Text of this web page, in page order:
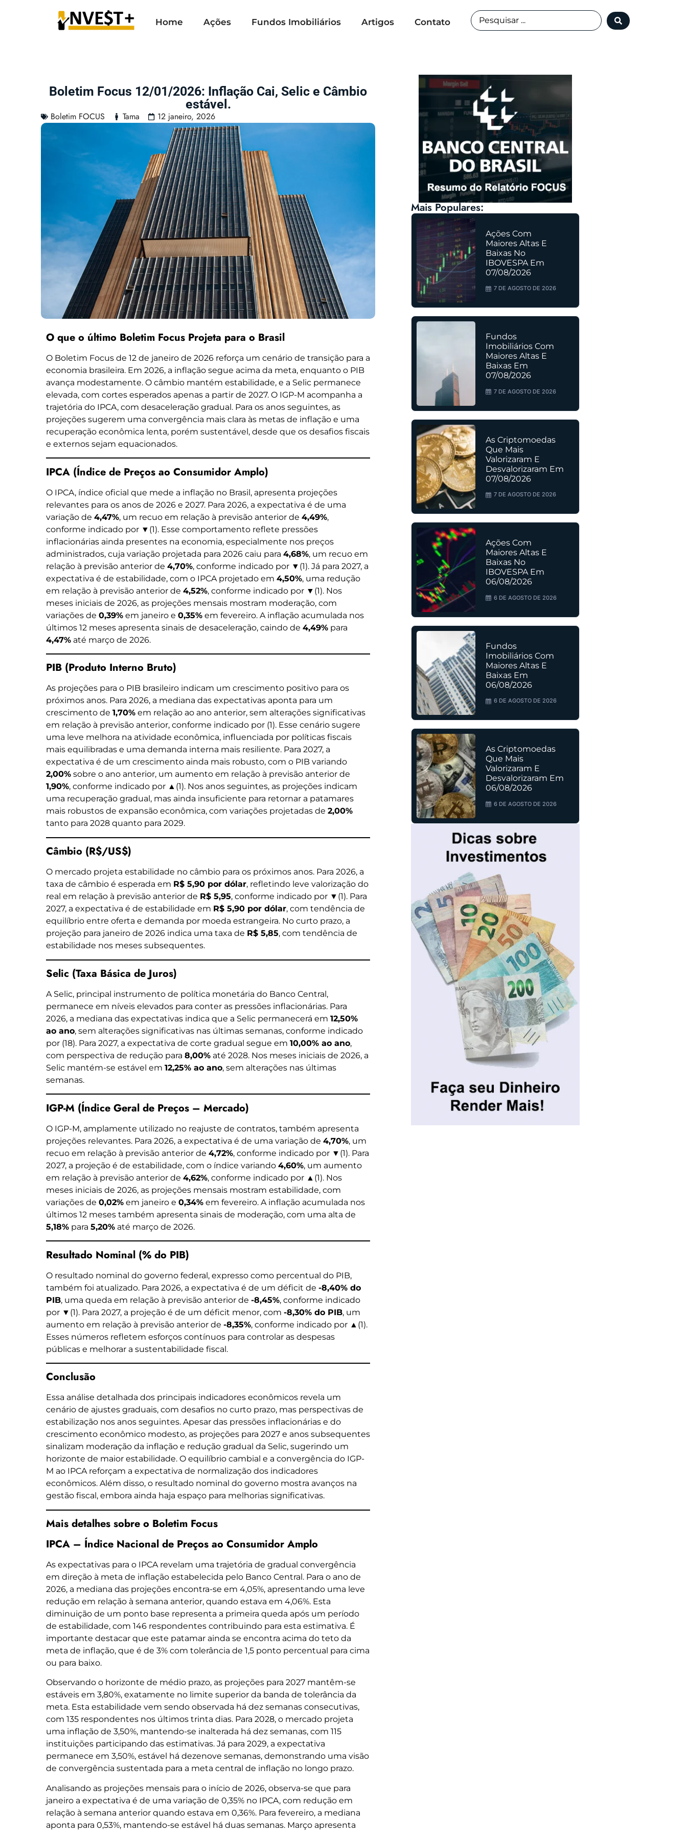
Home Ações Fundos Imobiliários Artigos Contato
Boletim Focus 12/01/2026: Inflação Cai, Selic e Câmbio
estável.
Boletim FOCUS Tama 12 janeiro, 2026
O que o último Boletim Focus Projeta para o Brasil
O Boletim Focus de 12 de janeiro de 2026 reforça um cenário de transição para a
economia brasileira. Em 2026, a inflação segue acima da meta, enquanto o PIB
avança modestamente. O câmbio mantém estabilidade, e a Selic permanece
elevada, com cortes esperados apenas a partir de 2027. O IGP-M acompanha a
trajetória do IPCA, com desaceleração gradual. Para os anos seguintes, as
projeções sugerem uma convergência mais clara às metas de inflação e uma
recuperação econômica lenta, porém sustentável, desde que os desafios fiscais
e externos sejam equacionados.
IPCA (Índice de Preços ao Consumidor Amplo)
O IPCA, índice oficial que mede a inflação no Brasil, apresenta projeções
relevantes para os anos de 2026 e 2027. Para 2026, a expectativa é de uma
variação de 4,47%, um recuo em relação à previsão anterior de 4,49%,
conforme indicado por ▼(1). Esse comportamento reflete pressões
inflacionárias ainda presentes na economia, especialmente nos preços
administrados, cuja variação projetada para 2026 caiu para 4,68%, um recuo em
relação à previsão anterior de 4,70%, conforme indicado por ▼(1). Já para 2027, a
expectativa é de estabilidade, com o IPCA projetado em 4,50%, uma redução
em relação à previsão anterior de 4,52%, conforme indicado por ▼(1). Nos
meses iniciais de 2026, as projeções mensais mostram moderação, com
variações de 0,39% em janeiro e 0,35% em fevereiro. A inflação acumulada nos
últimos 12 meses apresenta sinais de desaceleração, caindo de 4,49% para
4,47% até março de 2026.
PIB (Produto Interno Bruto)
As projeções para o PIB brasileiro indicam um crescimento positivo para os
próximos anos. Para 2026, a mediana das expectativas aponta para um
crescimento de 1,70% em relação ao ano anterior, sem alterações significativas
em relação à previsão anterior, conforme indicado por (1). Esse cenário sugere
uma leve melhora na atividade econômica, influenciada por políticas fiscais
mais equilibradas e uma demanda interna mais resiliente. Para 2027, a
expectativa é de um crescimento ainda mais robusto, com o PIB variando
2,00% sobre o ano anterior, um aumento em relação à previsão anterior de
1,90%, conforme indicado por ▲(1). Nos anos seguintes, as projeções indicam
uma recuperação gradual, mas ainda insuficiente para retornar a patamares
mais robustos de expansão econômica, com variações projetadas de 2,00%
tanto para 2028 quanto para 2029.
Câmbio (R$/US$)
O mercado projeta estabilidade no câmbio para os próximos anos. Para 2026, a
taxa de câmbio é esperada em R$ 5,90 por dólar, refletindo leve valorização do
real em relação à previsão anterior de R$ 5,95, conforme indicado por ▼(1). Para
2027, a expectativa é de estabilidade em R$ 5,90 por dólar, com tendência de
equilíbrio entre oferta e demanda por moeda estrangeira. No curto prazo, a
projeção para janeiro de 2026 indica uma taxa de R$ 5,85, com tendência de
estabilidade nos meses subsequentes.
Selic (Taxa Básica de Juros)
A Selic, principal instrumento de política monetária do Banco Central,
permanece em níveis elevados para conter as pressões inflacionárias. Para
2026, a mediana das expectativas indica que a Selic permanecerá em 12,50%
ao ano, sem alterações significativas nas últimas semanas, conforme indicado
por (18). Para 2027, a expectativa de corte gradual segue em 10,00% ao ano,
com perspectiva de redução para 8,00% até 2028. Nos meses iniciais de 2026, a
Selic mantém-se estável em 12,25% ao ano, sem alterações nas últimas
semanas.
IGP-M (Índice Geral de Preços – Mercado)
O IGP-M, amplamente utilizado no reajuste de contratos, também apresenta
projeções relevantes. Para 2026, a expectativa é de uma variação de 4,70%, um
recuo em relação à previsão anterior de 4,72%, conforme indicado por ▼(1). Para
2027, a projeção é de estabilidade, com o índice variando 4,60%, um aumento
em relação à previsão anterior de 4,62%, conforme indicado por ▲(1). Nos
meses iniciais de 2026, as projeções mensais mostram estabilidade, com
variações de 0,02% em janeiro e 0,34% em fevereiro. A inflação acumulada nos
últimos 12 meses também apresenta sinais de moderação, com uma alta de
5,18% para 5,20% até março de 2026.
Resultado Nominal (% do PIB)
O resultado nominal do governo federal, expresso como percentual do PIB,
também foi atualizado. Para 2026, a expectativa é de um déficit de -8,40% do
PIB, uma queda em relação à previsão anterior de -8,45%, conforme indicado
por ▼(1). Para 2027, a projeção é de um déficit menor, com -8,30% do PIB, um
aumento em relação à previsão anterior de -8,35%, conforme indicado por ▲(1).
Esses números refletem esforços contínuos para controlar as despesas
públicas e melhorar a sustentabilidade fiscal.
Conclusão
Essa análise detalhada dos principais indicadores econômicos revela um
cenário de ajustes graduais, com desafios no curto prazo, mas perspectivas de
estabilização nos anos seguintes. Apesar das pressões inflacionárias e do
crescimento econômico modesto, as projeções para 2027 e anos subsequentes
sinalizam moderação da inflação e redução gradual da Selic, sugerindo um
horizonte de maior estabilidade. O equilíbrio cambial e a convergência do IGP-
M ao IPCA reforçam a expectativa de normalização dos indicadores
econômicos. Além disso, o resultado nominal do governo mostra avanços na
gestão fiscal, embora ainda haja espaço para melhorias significativas.
Mais detalhes sobre o Boletim Focus
IPCA – Índice Nacional de Preços ao Consumidor Amplo
As expectativas para o IPCA revelam uma trajetória de gradual convergência
em direção à meta de inflação estabelecida pelo Banco Central. Para o ano de
2026, a mediana das projeções encontra-se em 4,05%, apresentando uma leve
redução em relação à semana anterior, quando estava em 4,06%. Esta
diminuição de um ponto base representa a primeira queda após um período
de estabilidade, com 146 respondentes contribuindo para esta estimativa. É
importante destacar que este patamar ainda se encontra acima do teto da
meta de inflação, que é de 3% com tolerância de 1,5 ponto percentual para cima
ou para baixo.
Observando o horizonte de médio prazo, as projeções para 2027 mantêm-se
estáveis em 3,80%, exatamente no limite superior da banda de tolerância da
meta. Esta estabilidade vem sendo observada há dez semanas consecutivas,
com 135 respondentes nos últimos trinta dias. Para 2028, o mercado projeta
uma inflação de 3,50%, mantendo-se inalterada há dez semanas, com 115
instituições participando das estimativas. Já para 2029, a expectativa
permanece em 3,50%, estável há dezenove semanas, demonstrando uma visão
de convergência sustentada para a meta central de inflação no longo prazo.
Analisando as projeções mensais para o início de 2026, observa-se que para
janeiro a expectativa é de uma variação de 0,35% no IPCA, com redução em
relação à semana anterior quando estava em 0,36%. Para fevereiro, a mediana
aponta para 0,53%, mantendo-se estável há duas semanas. Março apresenta
Mais Populares:
Ações Com
Maiores Altas E
Baixas No
IBOVESPA Em
07/08/2026
7 DE AGOSTO DE 2026
Fundos
Imobiliários Com
Maiores Altas E
Baixas Em
07/08/2026
7 DE AGOSTO DE 2026
As Criptomoedas
Que Mais
Valorizaram E
Desvalorizaram Em
07/08/2026
7 DE AGOSTO DE 2026
Ações Com
Maiores Altas E
Baixas No
IBOVESPA Em
06/08/2026
6 DE AGOSTO DE 2026
Fundos
Imobiliários Com
Maiores Altas E
Baixas Em
06/08/2026
6 DE AGOSTO DE 2026
As Criptomoedas
Que Mais
Valorizaram E
Desvalorizaram Em
06/08/2026
6 DE AGOSTO DE 2026